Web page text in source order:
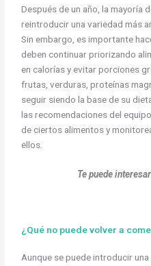
Después de un año, la mayoría
reintroducir una variedad más
Sin embargo, es importante
deben continuar priorizando
en calorías y evitar porciones
frutas, verduras, proteínas
seguir siendo la base de su
las recomendaciones del
de ciertos alimentos y
ellos.
Te puede
¿Qué no puede volver a
Aunque se puede introducir